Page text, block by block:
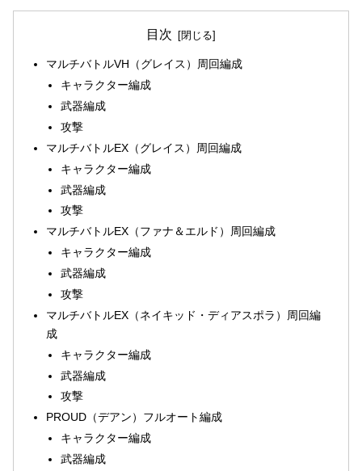
目次
マルチバトルVH（グレイス）周回編成
キャラクター編成
武器編成
攻撃
マルチバトルEX（グレイス）周回編成
キャラクター編成
武器編成
攻撃
マルチバトルEX（ファナ＆エルド）周回編成
キャラクター編成
武器編成
攻撃
マルチバトルEX（ネイキッド・ディアスポラ）周回編
成
キャラクター編成
武器編成
攻撃
PROUD（デアン）フルオート編成
キャラクター編成
武器編成